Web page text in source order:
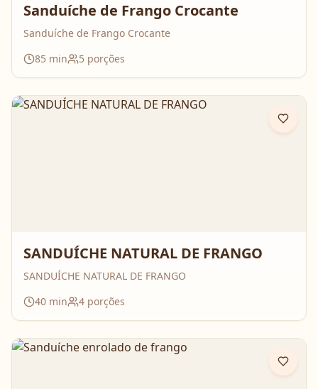
Sanduíche de Frango Crocante
Sanduíche de Frango Crocante
85 min 5 porções
SANDUÍCHE NATURAL DE FRANGO
SANDUÍCHE NATURAL DE FRANGO
40 min 4 porções